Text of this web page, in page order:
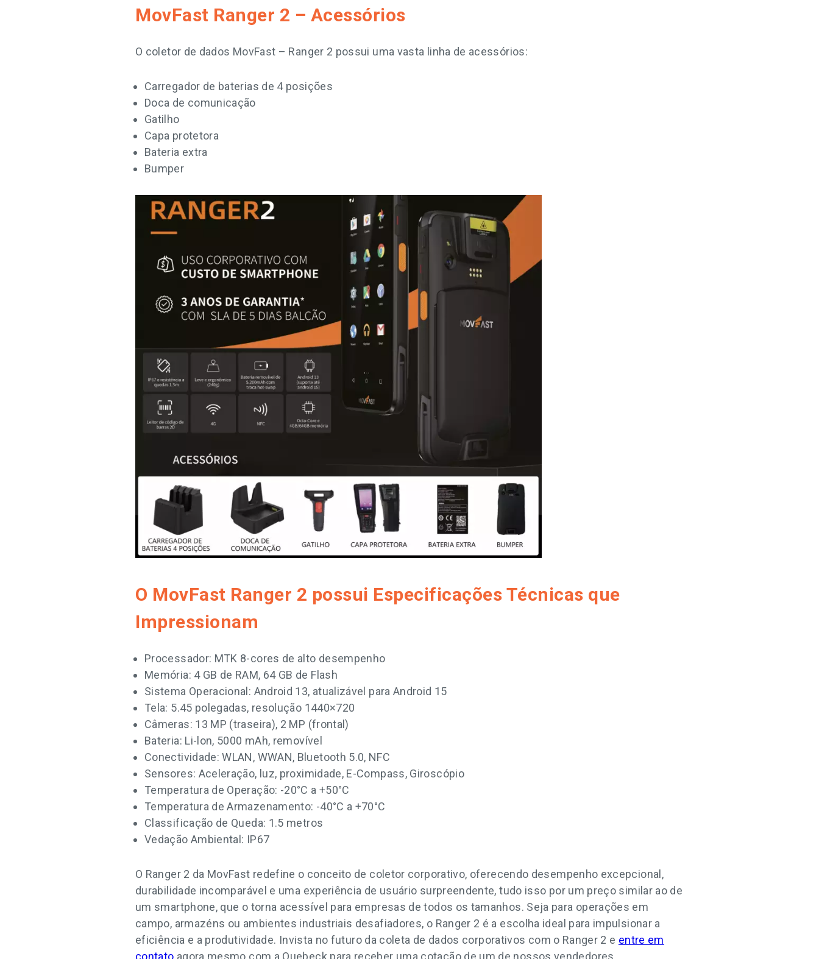
MovFast Ranger 2 – Acessórios
O coletor de dados MovFast – Ranger 2 possui uma vasta linha de acessórios:
Carregador de baterias de 4 posições
Doca de comunicação
Gatilho
Capa protetora
Bateria extra
Bumper
O MovFast Ranger 2 possui Especificações Técnicas que
Impressionam
Processador: MTK 8-cores de alto desempenho
Memória: 4 GB de RAM, 64 GB de Flash
Sistema Operacional: Android 13, atualizável para Android 15
Tela: 5.45 polegadas, resolução 1440×720
Câmeras: 13 MP (traseira), 2 MP (frontal)
Bateria: Li-lon, 5000 mAh, removível
Conectividade: WLAN, WWAN, Bluetooth 5.0, NFC
Sensores: Aceleração, luz, proximidade, E-Compass, Giroscópio
Temperatura de Operação: -20°C a +50°C
Temperatura de Armazenamento: -40°C a +70°C
Classificação de Queda: 1.5 metros
Vedação Ambiental: IP67
O Ranger 2 da MovFast redefine o conceito de coletor corporativo, oferecendo desempenho excepcional,
durabilidade incomparável e uma experiência de usuário surpreendente, tudo isso por um preço similar ao de
um smartphone, que o torna acessível para empresas de todos os tamanhos. Seja para operações em
campo, armazéns ou ambientes industriais desafiadores, o Ranger 2 é a escolha ideal para impulsionar a
eficiência e a produtividade. Invista no futuro da coleta de dados corporativos com o Ranger 2 e entre em
contato agora mesmo com a Quebeck para receber uma cotação de um de nossos vendedores.